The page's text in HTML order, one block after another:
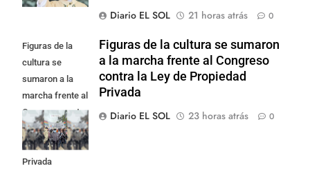
Diario EL SOL
21 horas atrás 0
Figuras de la
cultura se
sumaron a la
marcha frente al
Congreso contra
la Ley de
Propiedad
Privada
Figuras de la cultura se sumaron
a la marcha frente al Congreso
contra la Ley de Propiedad
Privada
Diario EL SOL
23 horas atrás 0